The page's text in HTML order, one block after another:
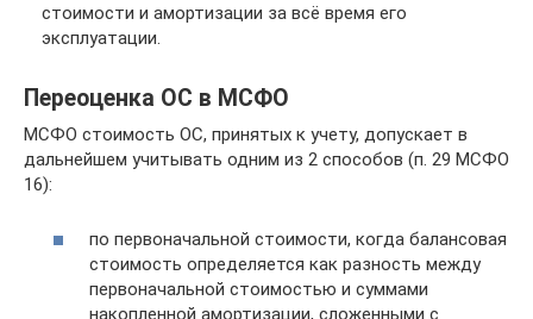
стоимости и амортизации за всё время его
эксплуатации.
Переоценка ОС в МСФО
МСФО стоимость ОС, принятых к учету, допускает в
дальнейшем учитывать одним из 2 способов (п. 29 МСФО
16):
по первоначальной стоимости, когда балансовая
стоимость определяется как разность между
первоначальной стоимостью и суммами
накопленной амортизации, сложенными с